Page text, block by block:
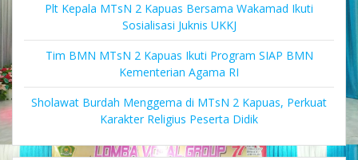
Plt Kepala MTsN 2 Kapuas Bersama Wakamad Ikuti
Sosialisasi Juknis UKKJ
Tim BMN MTsN 2 Kapuas Ikuti Program SIAP BMN
Kementerian Agama RI
Sholawat Burdah Menggema di MTsN 2 Kapuas, Perkuat
Karakter Religius Peserta Didik